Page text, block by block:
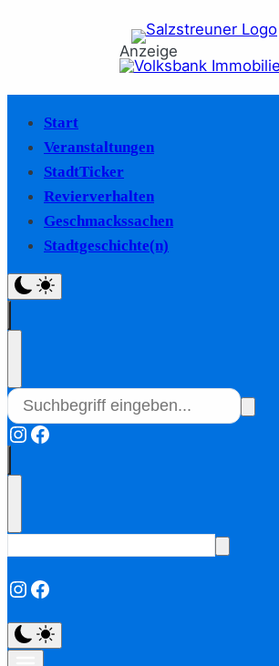
Anzeige
Start
Veranstaltungen
StadtTicker
Revierverhalten
Geschmackssachen
Stadtgeschichte(n)
Instagram
Facebook
Instagram
Facebook